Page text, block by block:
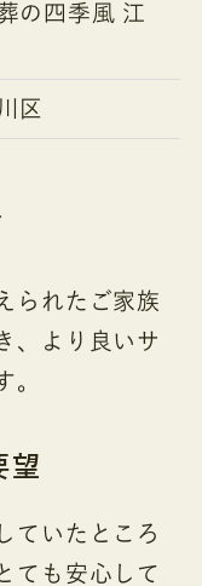
の四季風 江
区
られたご家族
、より良いサ
。
望
ていたところ
ても安心して